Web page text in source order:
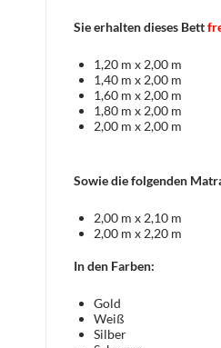
Sie erhalten dieses Bett
1,20 m x 2,00 m
1,40 m x 2,00 m
1,60 m x 2,00 m
1,80 m x 2,00 m
2,00 m x 2,00 m
Sowie die folgenden
2,00 m x 2,10 m
2,00 m x 2,20 m
In den Farben:
Gold
Weiß
Silber